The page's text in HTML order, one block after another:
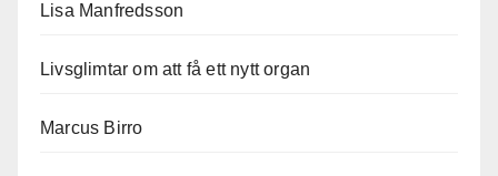
Lisa Manfredsson
Livsglimtar om att få ett nytt organ
Marcus Birro